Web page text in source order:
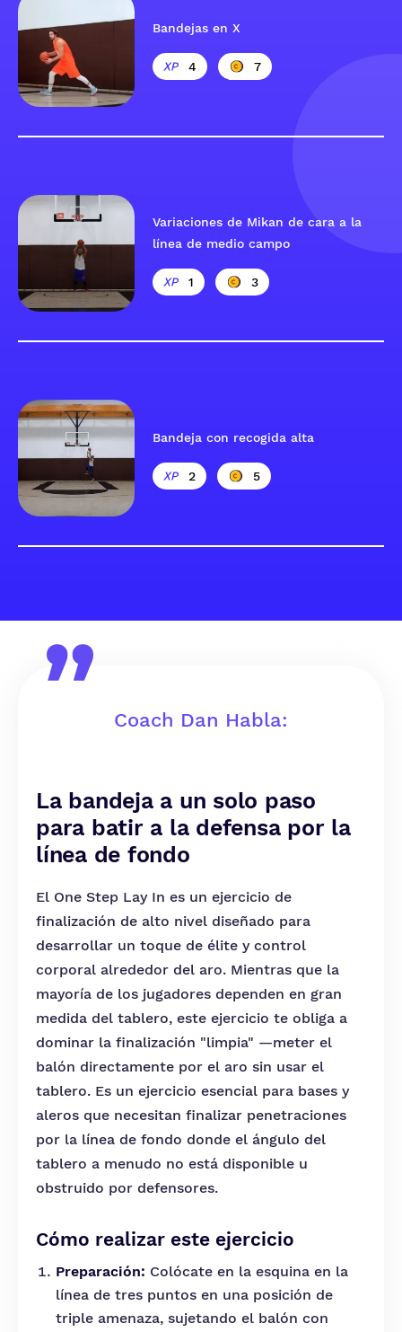
Bandejas en X
4 7
Variaciones de Mikan de cara a la
línea de medio campo
1 3
Bandeja con recogida alta
2 5
Coach Dan Habla:
La bandeja a un solo paso
para batir a la defensa por la
línea de fondo
El One Step Lay In es un ejercicio de
finalización de alto nivel diseñado para
desarrollar un toque de élite y control
corporal alrededor del aro. Mientras que la
mayoría de los jugadores dependen en gran
medida del tablero, este ejercicio te obliga a
dominar la finalización "limpia" —meter el
balón directamente por el aro sin usar el
tablero. Es un ejercicio esencial para bases y
aleros que necesitan finalizar penetraciones
por la línea de fondo donde el ángulo del
tablero a menudo no está disponible u
obstruido por defensores.
Cómo realizar este ejercicio
Preparación: Colócate en la esquina en la
línea de tres puntos en una posición de
triple amenaza, sujetando el balón con